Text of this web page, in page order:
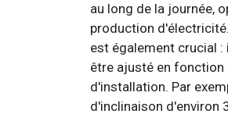
au long de la journée,
production
est également crucial
être ajusté en fonction
d'installation. Par
d'inclinaison d'environ